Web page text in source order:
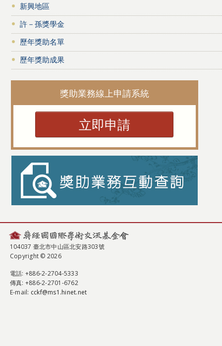
新興地區
許－孫獎學金
歷年獎助名單
歷年獎助成果
獎助業務線上申請系統
立即申請
104037 臺北市中山區北安路303號
Copyright © 2026
電話: +886-2-2704-5333
傳真: +886-2-2701-6762
E-mail: cckf@ms1.hinet.net